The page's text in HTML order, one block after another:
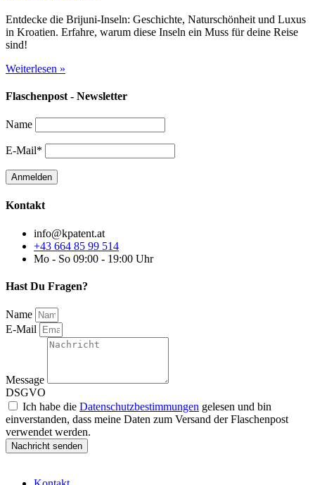
Entdecke die Brijuni-Inseln: Geschichte, Naturschönheit und Luxus
in Kroatien. Erfahre, warum diese Inseln ein Muss für deine Reise
sind!
Weiterlesen »
Flaschenpost - Newsletter
Name
E-Mail*
Kontakt
info@kpatent.at
+43 664 85 99 514
Mo - So 09:00 - 19:00 Uhr
Hast Du Fragen?
Name
E-Mail
Message
DSGVO
Ich habe die Datenschutzbestimmungen gelesen und bin
einverstanden, dass meine Daten zum Versand der Flaschenpost
verwendet werden.
Nachricht senden